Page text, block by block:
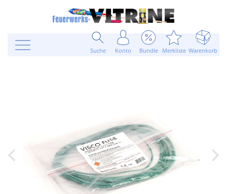
Suche Konto Bundle Merkliste Warenkorb